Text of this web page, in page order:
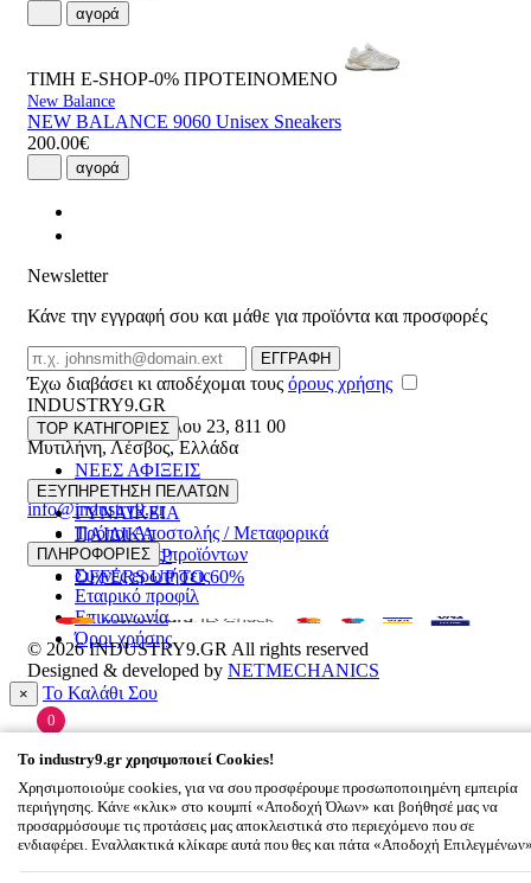
αγορά
ΤΙΜΗ E-SHOP-0% ΠΡΟΤΕΙΝΟΜΕΝΟ
New Balance
NEW BALANCE 9060 Unisex Sneakers
200.00€
αγορά
Newsletter
Κάνε την εγγραφή σου και μάθε για προϊόντα και προσφορές
Email
ΕΓΓΡΑΦΗ
Έχω διαβάσει κι αποδέχομαι τους όρους χρήσης
INDUSTRY9.GR
Ελευθέριου Βενιζέλου 23, 811 00
Μυτιλήνη,Λέσβος,Ελλάδα
22510 55629
info@industry9.gr
TOP ΚΑΤΗΓΟΡΙΕΣ
ΝΕΕΣ ΑΦΙΞΕΙΣ
ΑΝΔΡΙΚΑ
ΓΥΝΑΙΚΕΙΑ
ΠΑΙΔΙΚΑ
ΑΞΕΣΟΥΑΡ
OFFERS UP TO 60%
ΕΞΥΠΗΡΕΤΗΣΗ ΠΕΛΑΤΩΝ
Τρόποι Αποστολής / Μεταφορικά
Επιστροφές προϊόντων
Συχνές ερωτήσεις
ΠΛΗΡΟΦΟΡΙΕΣ
Εταιρικό προφίλ
Επικοινωνία
Όροι χρήσης
© 2026INDUSTRY9.GR All rights reserved
Designed & developed by NETMECHANICS
× Το Καλάθι Σου
0
To industry9.gr χρησιμοποιεί Cookies!
Χρησιμοποιούμε cookies, για να σου προσφέρουμε προσωποποιημένη εμπειρία
περιήγησης. Κάνε «κλικ» στο κουμπί «Αποδοχή Όλων» και βοήθησέ μας να
προσαρμόσουμε τις προτάσεις μας αποκλειστικά στο περιεχόμενο που σε
ενδιαφέρει. Εναλλακτικά κλίκαρε αυτά που θες και πάτα «Αποδοχή